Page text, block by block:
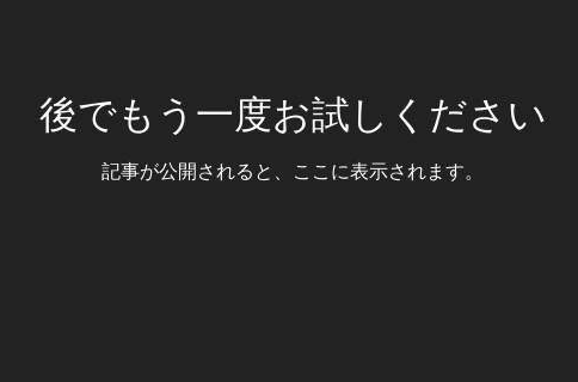
後でもう一度お試しください
記事が公開されると、ここに表示されます。